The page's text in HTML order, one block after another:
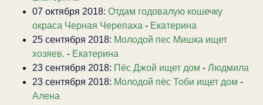
07 октября 2018: Отдам годовалую кошечку
окраса Черная Черепаха - Екатерина
25 сентября 2018: Молодой пес Мишка ищет
хозяев. - Екатерина
23 сентября 2018: Пёс Джой ищет дом - Людмила
23 сентября 2018: Молодой пёс Тоби ищет дом -
Алена